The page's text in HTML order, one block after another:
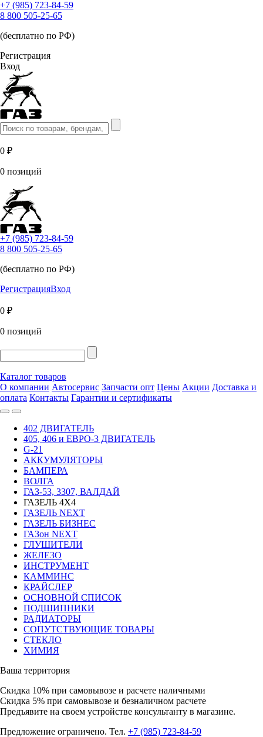
+7 (985) 723-84-59
8 800 505-25-65
(бесплатно по РФ)
Регистрация
Вход
0 ₽
0 позиций
+7 (985) 723-84-59
8 800 505-25-65
(бесплатно по РФ)
РегистрацияВход
0 ₽
0 позиций
Каталог товаров
О компании Автосервис Запчасти опт Цены Акции Доставка и
оплата Контакты Гарантии и сертификаты
402 ДВИГАТЕЛЬ
405, 406 и ЕВРО-3 ДВИГАТЕЛЬ
G-21
АККУМУЛЯТОРЫ
БАМПЕРА
ВОЛГА
ГАЗ-53, 3307, ВАЛДАЙ
ГАЗЕЛЬ 4Х4
ГАЗЕЛЬ NEXT
ГАЗЕЛЬ БИЗНЕС
ГАЗон NEXT
ГЛУШИТЕЛИ
ЖЕЛЕЗО
ИНСТРУМЕНТ
КАММИНС
КРАЙСЛЕР
ОСНОВНОЙ СПИСОК
ПОДШИПНИКИ
РАДИАТОРЫ
СОПУТСТВУЮЩИЕ ТОВАРЫ
СТЕКЛО
ХИМИЯ
Ваша территория
Скидка 10% при самовывозе и расчете наличными
Скидка 5% при самовывозе и безналичном расчете
Предъявите на своем устройстве консультанту в магазине.
Предложение ограничено. Тел. +7 (985) 723-84-59